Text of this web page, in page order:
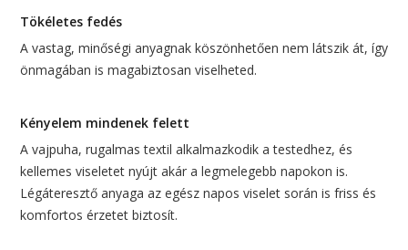
Tökéletes fedés
A vastag, minőségi anyagnak köszönhetően nem látszik át, így
önmagában is magabiztosan viselheted.
Kényelem mindenek felett
A vajpuha, rugalmas textil alkalmazkodik a testedhez, és
kellemes viseletet nyújt akár a legmelegebb napokon is.
Légáteresztő anyaga az egész napos viselet során is friss és
komfortos érzetet biztosít.